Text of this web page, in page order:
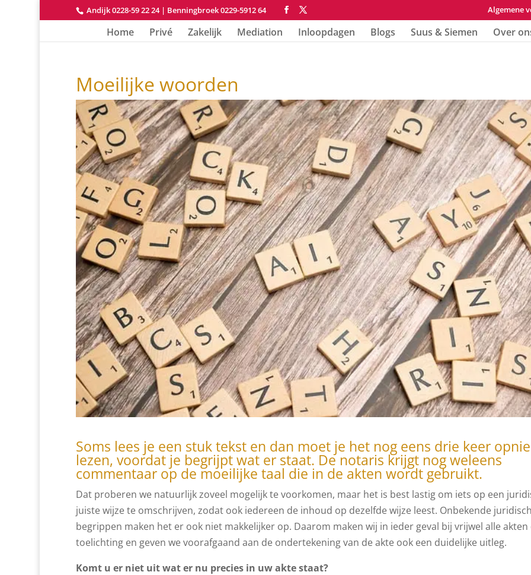
Andijk 0228-59 22 24| Benningbroek 0229-5912 64 Algemene
Home Privé Zakelijk Mediation Inloopdagen Blogs Suus & Siemen Over
Moeilijke woorden
Soms lees je een stuk tekst en dan moet je het nog eens drie keer
lezen, voordat je begrijpt wat er staat. De notaris krijgt nog weleens
commentaar op de moeilijke taal die in de akten wordt gebruikt.
Dat proberen we natuurlijk zoveel mogelijk te voorkomen, maar het is best lastig om iets op een
juiste wijze te omschrijven, zodat ook iedereen de inhoud op dezelfde wijze leest. Onbekende
begrippen maken het er ook niet makkelijker op. Daarom maken wij in ieder geval bij vrijwel alle akten
toelichting en geven we voorafgaand aan de ondertekening van de akte ook een duidelijke uitleg.
Komt u er niet uit wat er nu precies in uw akte staat?